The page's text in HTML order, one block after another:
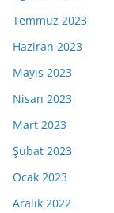
Temmuz 2023
Haziran 2023
Mayıs 2023
Nisan 2023
Mart 2023
Şubat 2023
Ocak 2023
Aralık 2022